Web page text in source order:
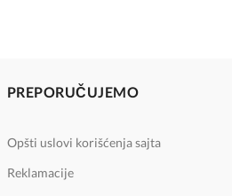
PREPORUČUJEMO
Opšti uslovi korišćenja sajta
Reklamacije